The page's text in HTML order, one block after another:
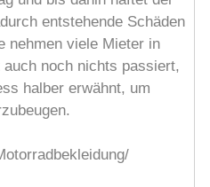
entstehende Schäden
nehmen viele Mieter in
noch nichts passiert,
halber erwähnt, um